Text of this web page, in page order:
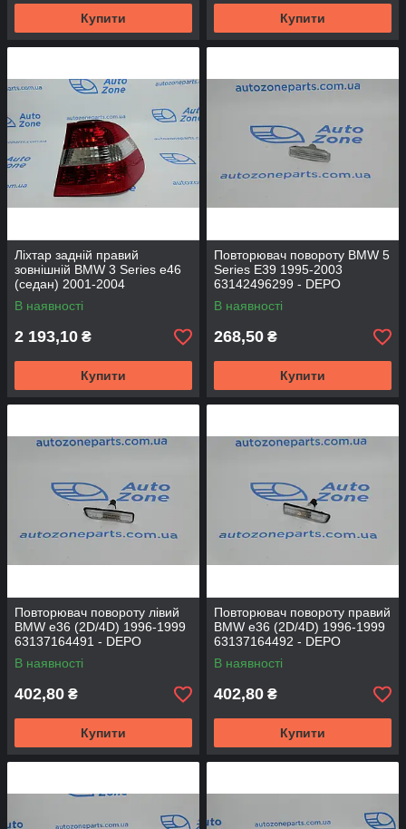
Купити Купити
Ліхтар задній правий
зовнішній BMW 3 Series e46
(седан) 2001-2004
63216946536 - DEPO
В наявності
2 193,10 ₴
Купити
Повторювач повороту BMW 5
Series Е39 1995-2003
63142496299 - DEPO
В наявності
268,50 ₴
Купити
Повторювач повороту лівий
BMW e36 (2D/4D) 1996-1999
63137164491 - DEPO
В наявності
402,80 ₴
Купити
Повторювач повороту правий
BMW e36 (2D/4D) 1996-1999
63137164492 - DEPO
В наявності
402,80 ₴
Купити